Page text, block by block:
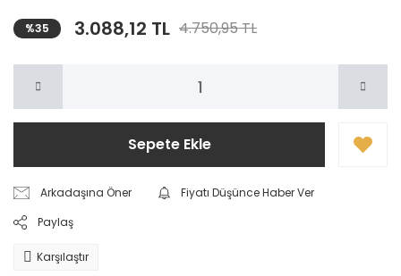
%35 3.088,12 TL 4.750,95 TL
Sepete Ekle
Arkadaşına Öner
Fiyatı Düşünce Haber Ver
Paylaş
Karşılaştır